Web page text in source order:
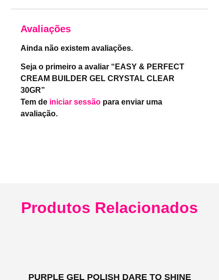
Avaliações
Ainda não existem avaliações.
Seja o primeiro a avaliar “EASY & PERFECT
CREAM BUILDER GEL CRYSTAL CLEAR
30GR”
Tem de iniciar sessão para enviar uma
avaliação.
Produtos Relacionados
PURPLE GEL POLISH DARE TO SHINE